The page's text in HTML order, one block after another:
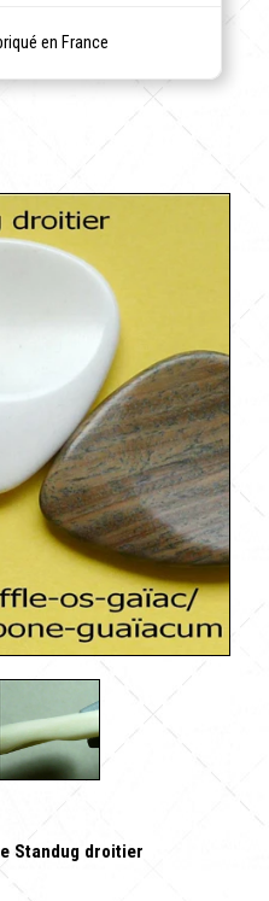
en France
Standug droitier